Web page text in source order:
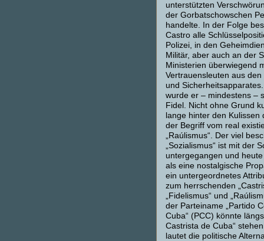
unterstützten
der Gorbatschowschen
handelte. In der Folge
Castro alle
Polizei, in den
Militär, aber auch an der
Ministerien überwiegend
Vertrauensleuten aus
und
wurde er – mindestens –
Fidel. Nicht ohne Grund
lange hinter den Kulissen
der Begriff vom real
„Raúlismus“. Der viel
„Sozialismus“ ist mit der
untergegangen und
als eine nostalgische
ein untergeordnetes
zum herrschenden
„Fidelismus“ und
der Parteiname „Partido
Cuba“ (PCC) könnte
Castrista de Cuba“
lautet die politische